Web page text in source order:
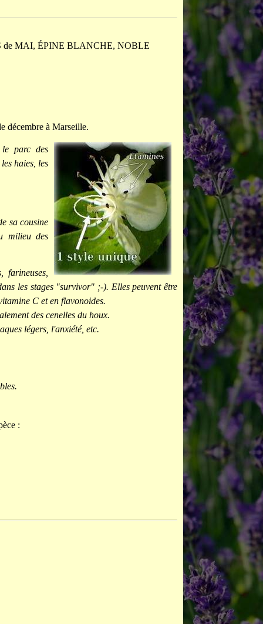
MAI, ÉPINE BLANCHE, NOBLE
décembre à Marseille.
parc des
haies, les
sa cousine
milieu des
les stages "survivor" ;-). Elles peuvent être
C et en flavonoides.
des cenelles du houx.
légers, l'anxiété, etc.
: